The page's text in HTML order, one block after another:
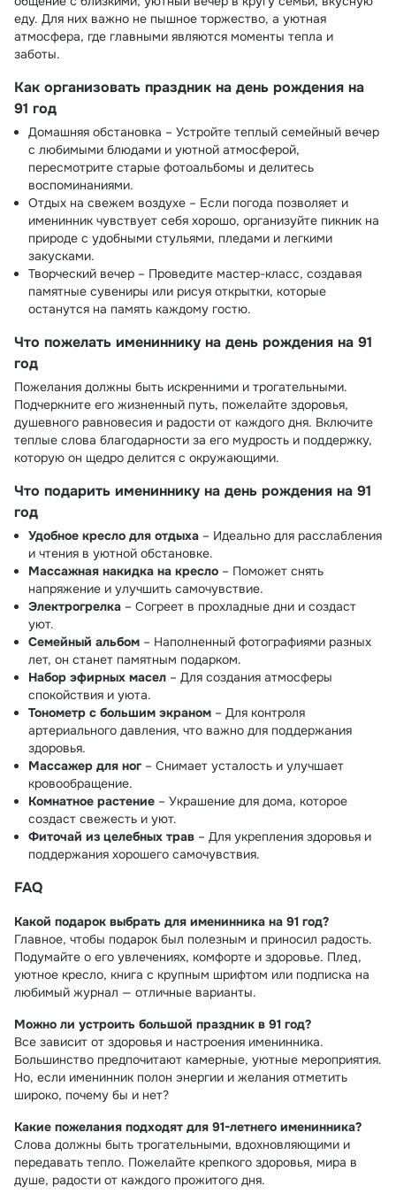
еду. Для них важно не пышное торжество, а уютная
атмосфера, где главными являются моменты тепла и
заботы.
Как организовать праздник на день рождения на
91 год
Домашняя обстановка – Устройте теплый семейный вечер
с любимыми блюдами и уютной атмосферой,
пересмотрите старые фотоальбомы и делитесь
воспоминаниями.
Отдых на свежем воздухе – Если погода позволяет и
именинник чувствует себя хорошо, организуйте пикник на
природе с удобными стульями, пледами и легкими
закусками.
Творческий вечер – Проведите мастер-класс, создавая
памятные сувениры или рисуя открытки, которые
останутся на память каждому гостю.
Что пожелать имениннику на день рождения на 91
год
Пожелания должны быть искренними и трогательными.
Подчеркните его жизненный путь, пожелайте здоровья,
душевного равновесия и радости от каждого дня. Включите
теплые слова благодарности за его мудрость и поддержку,
которую он щедро делится с окружающими.
Что подарить имениннику на день рождения на 91
год
Удобное кресло для отдыха – Идеально для расслабления
и чтения в уютной обстановке.
Массажная накидка на кресло – Поможет снять
напряжение и улучшить самочувствие.
Электрогрелка – Согреет в прохладные дни и создаст
уют.
Семейный альбом – Наполненный фотографиями разных
лет, он станет памятным подарком.
Набор эфирных масел – Для создания атмосферы
спокойствия и уюта.
Тонометр с большим экраном – Для контроля
артериального давления, что важно для поддержания
здоровья.
Массажер для ног – Снимает усталость и улучшает
кровообращение.
Комнатное растение – Украшение для дома, которое
создаст свежесть и уют.
Фиточай из целебных трав – Для укрепления здоровья и
поддержания хорошего самочувствия.
FAQ
Какой подарок выбрать для именинника на 91 год?
Главное, чтобы подарок был полезным и приносил радость.
Подумайте о его увлечениях, комфорте и здоровье. Плед,
уютное кресло, книга с крупным шрифтом или подписка на
любимый журнал — отличные варианты.
Можно ли устроить большой праздник в 91 год?
Все зависит от здоровья и настроения именинника.
Большинство предпочитают камерные, уютные мероприятия.
Но, если именинник полон энергии и желания отметить
широко, почему бы и нет?
Какие пожелания подходят для 91-летнего именинника?
Слова должны быть трогательными, вдохновляющими и
передавать тепло. Пожелайте крепкого здоровья, мира в
душе, радости от каждого прожитого дня.